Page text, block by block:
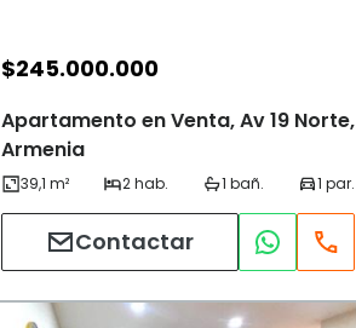
$245.000.000
Apartamento en Venta, Av 19 Norte,
Armenia
Contactar